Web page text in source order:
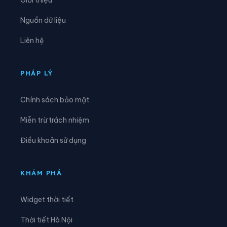
Xã Cúc Phương
Xã Gia Vân
Nguồn dữ liệu
Liên hệ
PHÁP LÝ
Chính sách bảo mật
Miễn trừ trách nhiệm
Điều khoản sử dụng
KHÁM PHÁ
Widget thời tiết
Thời tiết Hà Nội